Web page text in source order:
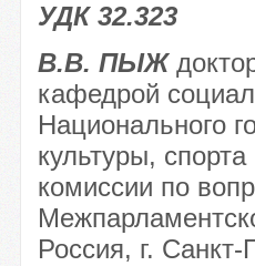
УДК 32.323
В.В. ПЫЖ
кафедрой
Национального
культуры,
комиссии по
Россия, г. Санкт-